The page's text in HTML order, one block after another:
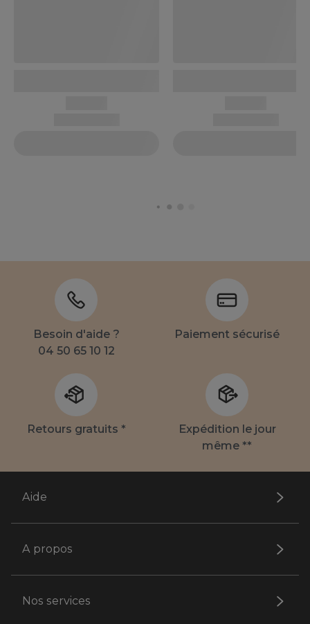
Besoin d'aide ?
04 50 65 10 12
Paiement sécurisé
Retours gratuits *
Expédition le jour
même **
Aide
A propos
Nos services